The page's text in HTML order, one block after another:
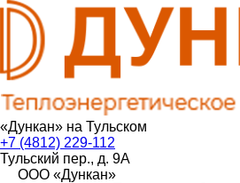
«Дункан» на Тульском
+7 (4812) 229-112
Тульский пер., д. 9А
ООО «Дункан»